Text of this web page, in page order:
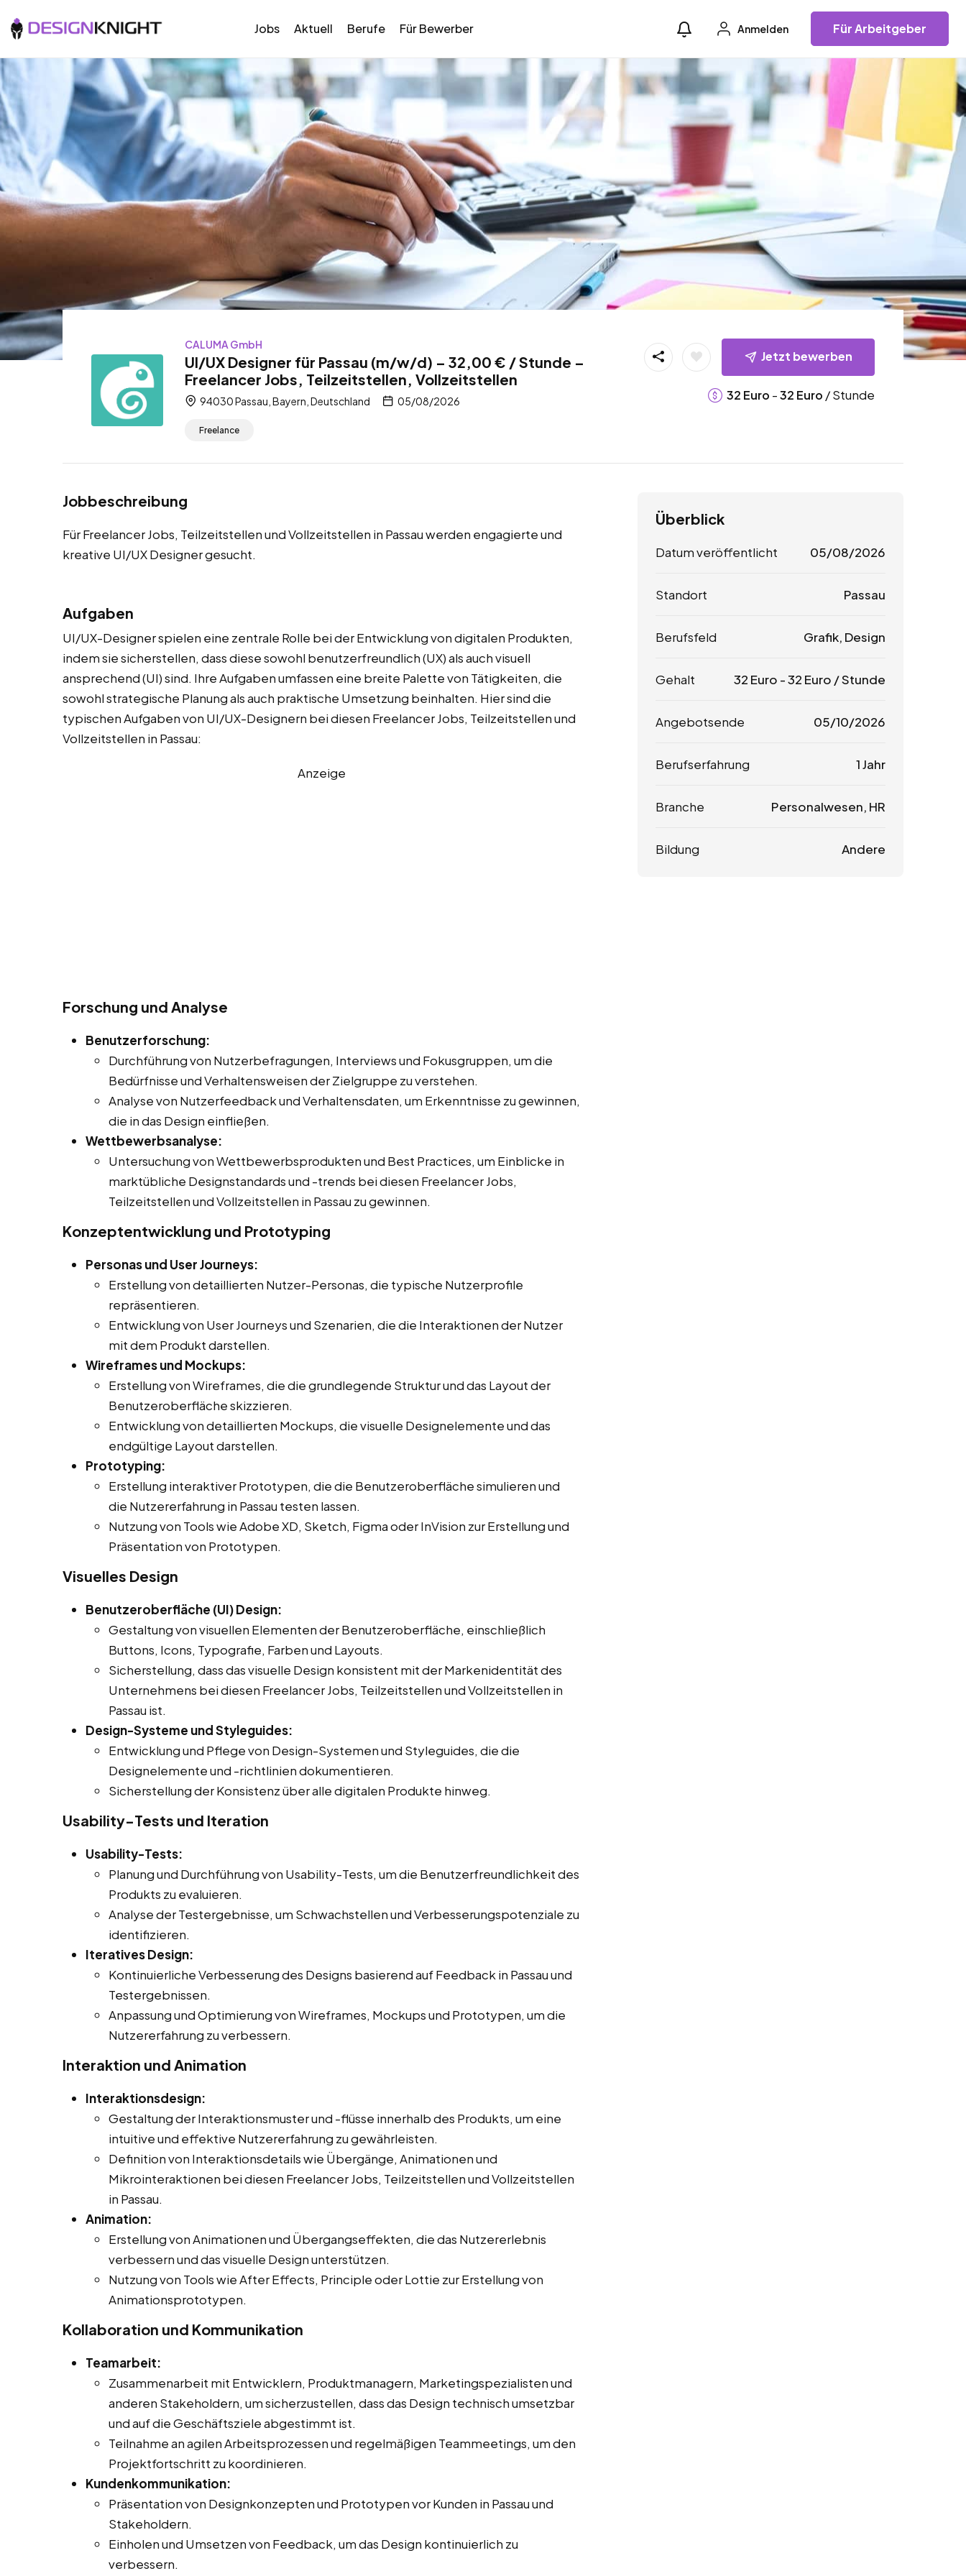
Jobs Aktuell Berufe Für Bewerber Anmelden Für Arbeitgeber
CALUMA GmbH
UI/UX Designer für Passau (m/w/d) – 32,00 € / Stunde –
Freelancer Jobs, Teilzeitstellen, Vollzeitstellen
94030 Passau, Bayern, Deutschland 05/08/2026
Freelance
Jetzt bewerben
32 Euro -32 Euro / Stunde
Jobbeschreibung
Für Freelancer Jobs, Teilzeitstellen und Vollzeitstellen in Passau werden engagierte und
kreative UI/UX Designer gesucht.
Aufgaben
UI/UX-Designer spielen eine zentrale Rolle bei der Entwicklung von digitalen Produkten,
indem sie sicherstellen, dass diese sowohl benutzerfreundlich (UX) als auch visuell
ansprechend (UI) sind. Ihre Aufgaben umfassen eine breite Palette von Tätigkeiten, die
sowohl strategische Planung als auch praktische Umsetzung beinhalten. Hier sind die
typischen Aufgaben von UI/UX-Designern bei diesen Freelancer Jobs, Teilzeitstellen und
Vollzeitstellen in Passau:
Anzeige
Forschung und Analyse
Benutzerforschung:
Durchführung von Nutzerbefragungen, Interviews und Fokusgruppen, um die
Bedürfnisse und Verhaltensweisen der Zielgruppe zu verstehen.
Analyse von Nutzerfeedback und Verhaltensdaten, um Erkenntnisse zu gewinnen,
die in das Design einfließen.
Wettbewerbsanalyse:
Untersuchung von Wettbewerbsprodukten und Best Practices, um Einblicke in
marktübliche Designstandards und -trends bei diesen Freelancer Jobs,
Teilzeitstellen und Vollzeitstellen in Passau zu gewinnen.
Konzeptentwicklung und Prototyping
Personas und User Journeys:
Erstellung von detaillierten Nutzer-Personas, die typische Nutzerprofile
repräsentieren.
Entwicklung von User Journeys und Szenarien, die die Interaktionen der Nutzer
mit dem Produkt darstellen.
Wireframes und Mockups:
Erstellung von Wireframes, die die grundlegende Struktur und das Layout der
Benutzeroberfläche skizzieren.
Entwicklung von detaillierten Mockups, die visuelle Designelemente und das
endgültige Layout darstellen.
Prototyping:
Erstellung interaktiver Prototypen, die die Benutzeroberfläche simulieren und
die Nutzererfahrung in Passau testen lassen.
Nutzung von Tools wie Adobe XD, Sketch, Figma oder InVision zur Erstellung und
Präsentation von Prototypen.
Visuelles Design
Benutzeroberfläche (UI) Design:
Gestaltung von visuellen Elementen der Benutzeroberfläche, einschließlich
Buttons, Icons, Typografie, Farben und Layouts.
Sicherstellung, dass das visuelle Design konsistent mit der Markenidentität des
Unternehmens bei diesen Freelancer Jobs, Teilzeitstellen und Vollzeitstellen in
Passau ist.
Design-Systeme und Styleguides:
Entwicklung und Pflege von Design-Systemen und Styleguides, die die
Designelemente und -richtlinien dokumentieren.
Sicherstellung der Konsistenz über alle digitalen Produkte hinweg.
Usability-Tests und Iteration
Usability-Tests:
Planung und Durchführung von Usability-Tests, um die Benutzerfreundlichkeit des
Produkts zu evaluieren.
Analyse der Testergebnisse, um Schwachstellen und Verbesserungspotenziale zu
identifizieren.
Iteratives Design:
Kontinuierliche Verbesserung des Designs basierend auf Feedback in Passau und
Testergebnissen.
Anpassung und Optimierung von Wireframes, Mockups und Prototypen, um die
Nutzererfahrung zu verbessern.
Interaktion und Animation
Interaktionsdesign:
Gestaltung der Interaktionsmuster und -flüsse innerhalb des Produkts, um eine
intuitive und effektive Nutzererfahrung zu gewährleisten.
Definition von Interaktionsdetails wie Übergänge, Animationen und
Mikrointeraktionen bei diesen Freelancer Jobs, Teilzeitstellen und Vollzeitstellen
in Passau.
Animation:
Erstellung von Animationen und Übergangseffekten, die das Nutzererlebnis
verbessern und das visuelle Design unterstützen.
Nutzung von Tools wie After Effects, Principle oder Lottie zur Erstellung von
Animationsprototypen.
Kollaboration und Kommunikation
Teamarbeit:
Zusammenarbeit mit Entwicklern, Produktmanagern, Marketingspezialisten und
anderen Stakeholdern, um sicherzustellen, dass das Design technisch umsetzbar
und auf die Geschäftsziele abgestimmt ist.
Teilnahme an agilen Arbeitsprozessen und regelmäßigen Teammeetings, um den
Projektfortschritt zu koordinieren.
Kundenkommunikation:
Präsentation von Designkonzepten und Prototypen vor Kunden in Passau und
Stakeholdern.
Einholen und Umsetzen von Feedback, um das Design kontinuierlich zu
verbessern.
Überblick
Datum veröffentlicht 05/08/2026
Standort Passau
Berufsfeld Grafik, Design
Gehalt 32 Euro -32 Euro / Stunde
Angebotsende 05/10/2026
Berufserfahrung 1 Jahr
Branche Personalwesen, HR
Bildung Andere